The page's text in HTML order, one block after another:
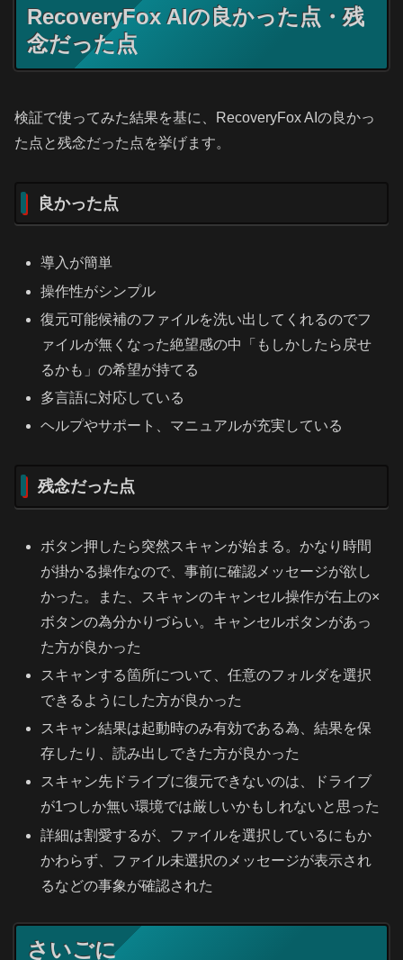
RecoveryFox AIの良かった点・残
念だった点
検証で使ってみた結果を基に、RecoveryFox AIの良かっ
た点と残念だった点を挙げます。
良かった点
導入が簡単
操作性がシンプル
復元可能候補のファイルを洗い出してくれるのでフ
ァイルが無くなった絶望感の中「もしかしたら戻せ
るかも」の希望が持てる
多言語に対応している
ヘルプやサポート、マニュアルが充実している
残念だった点
ボタン押したら突然スキャンが始まる。かなり時間
が掛かる操作なので、事前に確認メッセージが欲し
かった。また、スキャンのキャンセル操作が右上の×
ボタンの為分かりづらい。キャンセルボタンがあっ
た方が良かった
スキャンする箇所について、任意のフォルダを選択
できるようにした方が良かった
スキャン結果は起動時のみ有効である為、結果を保
存したり、読み出しできた方が良かった
スキャン先ドライブに復元できないのは、ドライブ
が1つしか無い環境では厳しいかもしれないと思った
詳細は割愛するが、ファイルを選択しているにもか
かわらず、ファイル未選択のメッセージが表示され
るなどの事象が確認された
さいごに